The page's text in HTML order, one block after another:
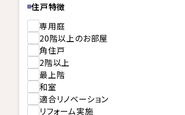
住戸特徴
専用庭
20階以上のお部屋
角住戸
2階以上
最上階
和室
適合リノベーション
リフォーム実施